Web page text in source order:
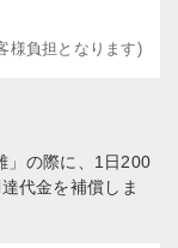
様負担となります)
」の際に、1日200
代金を補償しま